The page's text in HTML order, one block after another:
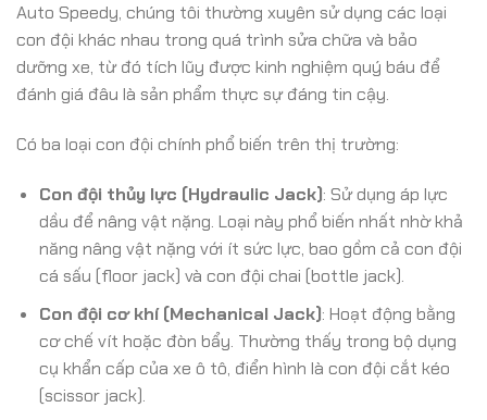
Auto Speedy, chúng tôi thường xuyên sử dụng các loại
con đội khác nhau trong quá trình sửa chữa và bảo
dưỡng xe, từ đó tích lũy được kinh nghiệm quý báu để
đánh giá đâu là sản phẩm thực sự đáng tin cậy.
Có ba loại con đội chính phổ biến trên thị trường:
Con đội thủy lực (Hydraulic Jack): Sử dụng áp lực
dầu để nâng vật nặng. Loại này phổ biến nhất nhờ khả
năng nâng vật nặng với ít sức lực, bao gồm cả con đội
cá sấu (floor jack) và con đội chai (bottle jack).
Con đội cơ khí (Mechanical Jack): Hoạt động bằng
cơ chế vít hoặc đòn bẩy. Thường thấy trong bộ dụng
cụ khẩn cấp của xe ô tô, điển hình là con đội cắt kéo
(scissor jack).